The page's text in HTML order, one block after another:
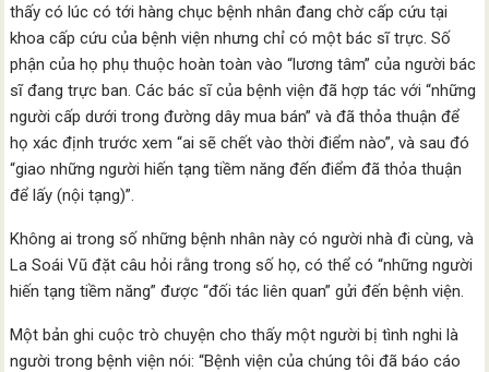
thấy có lúc có tới hàng chục bệnh nhân đang chờ cấp cứu tại
khoa cấp cứu của bệnh viện nhưng chỉ có một bác sĩ trực. Số
phận của họ phụ thuộc hoàn toàn vào “lương tâm” của người bác
sĩ đang trực ban. Các bác sĩ của bệnh viện đã hợp tác với “những
người cấp dưới trong đường dây mua bán” và đã thỏa thuận để
họ xác định trước xem “ai sẽ chết vào thời điểm nào”, và sau đó
“giao những người hiến tạng tiềm năng đến điểm đã thỏa thuận
để lấy (nội tạng)”.
Không ai trong số những bệnh nhân này có người nhà đi cùng, và
La Soái Vũ đặt câu hỏi rằng trong số họ, có thể có “những người
hiến tạng tiềm năng” được “đối tác liên quan” gửi đến bệnh viện.
Một bản ghi cuộc trò chuyện cho thấy một người bị tình nghi là
người trong bệnh viện nói: “Bệnh viện của chúng tôi đã báo cáo